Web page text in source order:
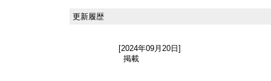
更新履歴
[2024年09月20日]
掲載